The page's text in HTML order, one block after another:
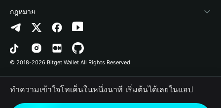
ติดต่อเรา
ทรัพยากรข้อมูลของแบรนด์
อาชีพ
Altcoin Season Index
Prediction Markets
DApp
RWA
ลิสต์โปรเจกต์
การตรวจจับการอนุญาต
การตรวจจับสัญญา
การโอนเป็นชุด
Arbitrum
Avalanche
Bitcoin
Polygon
กฎหมาย
นโยบายความเป็นส่วนตัว
ข้อตกลงในการใช้บริการ
© 2018-2026 Bitget Wallet All Rights Reserved
ทำความเข้าใจโทเค็นในหนึ่งนาที เริ่มต้นได้เลยในแอป